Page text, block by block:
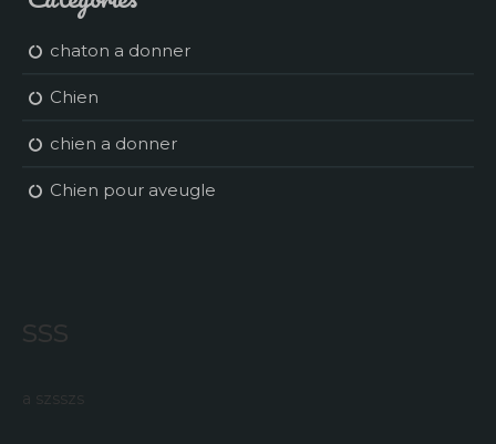
chaton a donner
Chien
chien a donner
Chien pour aveugle
sss
a szsszs